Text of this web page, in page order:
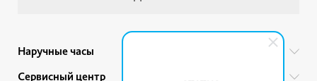
Наручные часы
Все бренды
Сервисный центр